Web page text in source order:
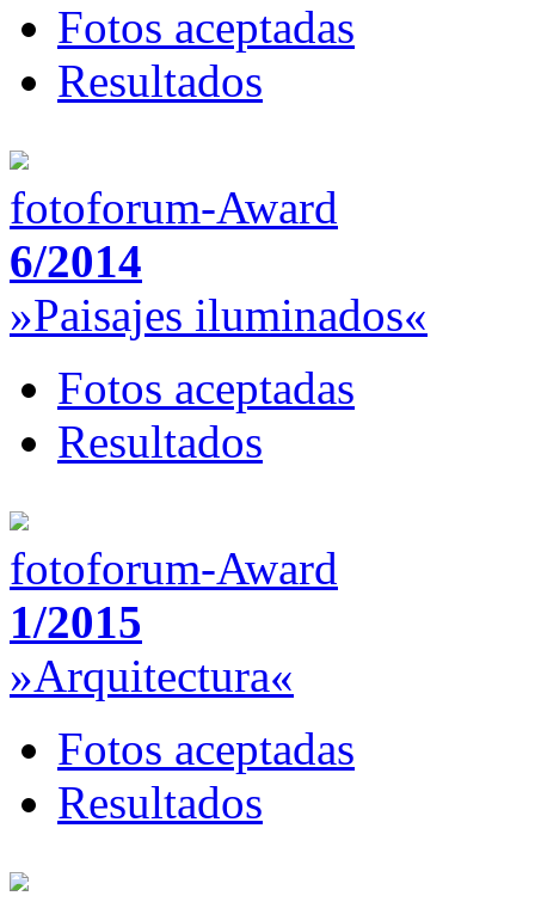
Fotos aceptadas
Resultados
fotoforum-Award
6/2014
»Paisajes iluminados«
Fotos aceptadas
Resultados
fotoforum-Award
1/2015
»Arquitectura«
Fotos aceptadas
Resultados